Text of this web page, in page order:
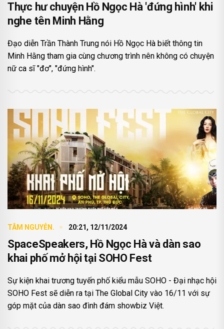
Thực hư chuyện Hồ Ngọc Hà 'đứng hình' khi
nghe tên Minh Hằng
Đạo diễn Trần Thành Trung nói Hồ Ngọc Hà biết thông tin
Minh Hằng tham gia cùng chương trình nên không có chuyện
nữ ca sĩ "đơ", "đứng hình".
TÂM NGUYỄN. 20:21, 12/11/2024
SpaceSpeakers, Hồ Ngọc Hà và dàn sao
khai phố mở hội tại SOHO Fest
Sự kiện khai trương tuyến phố kiểu mẫu SOHO - Đại nhạc hội
SOHO Fest sẽ diễn ra tại The Global City vào 16/11 với sự
góp mặt của dàn sao đình đám showbiz Việt.